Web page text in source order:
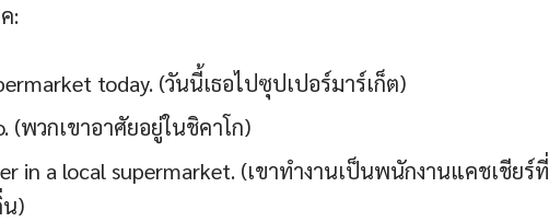
:
today. (วันนี้เธอไปซุปเปอร์มาร์เก็ต)
(พวกเขาอาศัยอยู่ในชิคาโก)
in a local supermarket. (เขาทำงานเป็นพนักงานแคชเชียร์ที่
น)